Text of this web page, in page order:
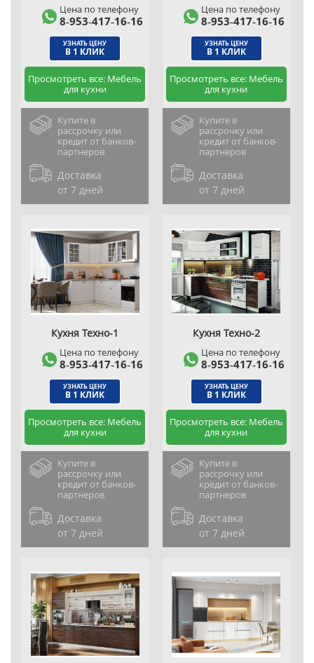
Цена по телефону
8‑953‑417‑16‑16
УЗНАТЬ ЦЕНУ
В 1 КЛИК
Просмотреть все: Мебель
для кухни
Купите в
рассрочку или
кредит от банков-
партнеров
Доставка
от 7 дней
Цена по телефону
8‑953‑417‑16‑16
УЗНАТЬ ЦЕНУ
В 1 КЛИК
Просмотреть все: Мебель
для кухни
Купите в
рассрочку или
кредит от банков-
партнеров
Доставка
от 7 дней
Кухня Техно-1
Цена по телефону
8‑953‑417‑16‑16
УЗНАТЬ ЦЕНУ
В 1 КЛИК
Просмотреть все: Мебель
для кухни
Купите в
рассрочку или
кредит от банков-
партнеров
Доставка
от 7 дней
Кухня Техно-2
Цена по телефону
8‑953‑417‑16‑16
УЗНАТЬ ЦЕНУ
В 1 КЛИК
Просмотреть все: Мебель
для кухни
Купите в
рассрочку или
кредит от банков-
партнеров
Доставка
от 7 дней